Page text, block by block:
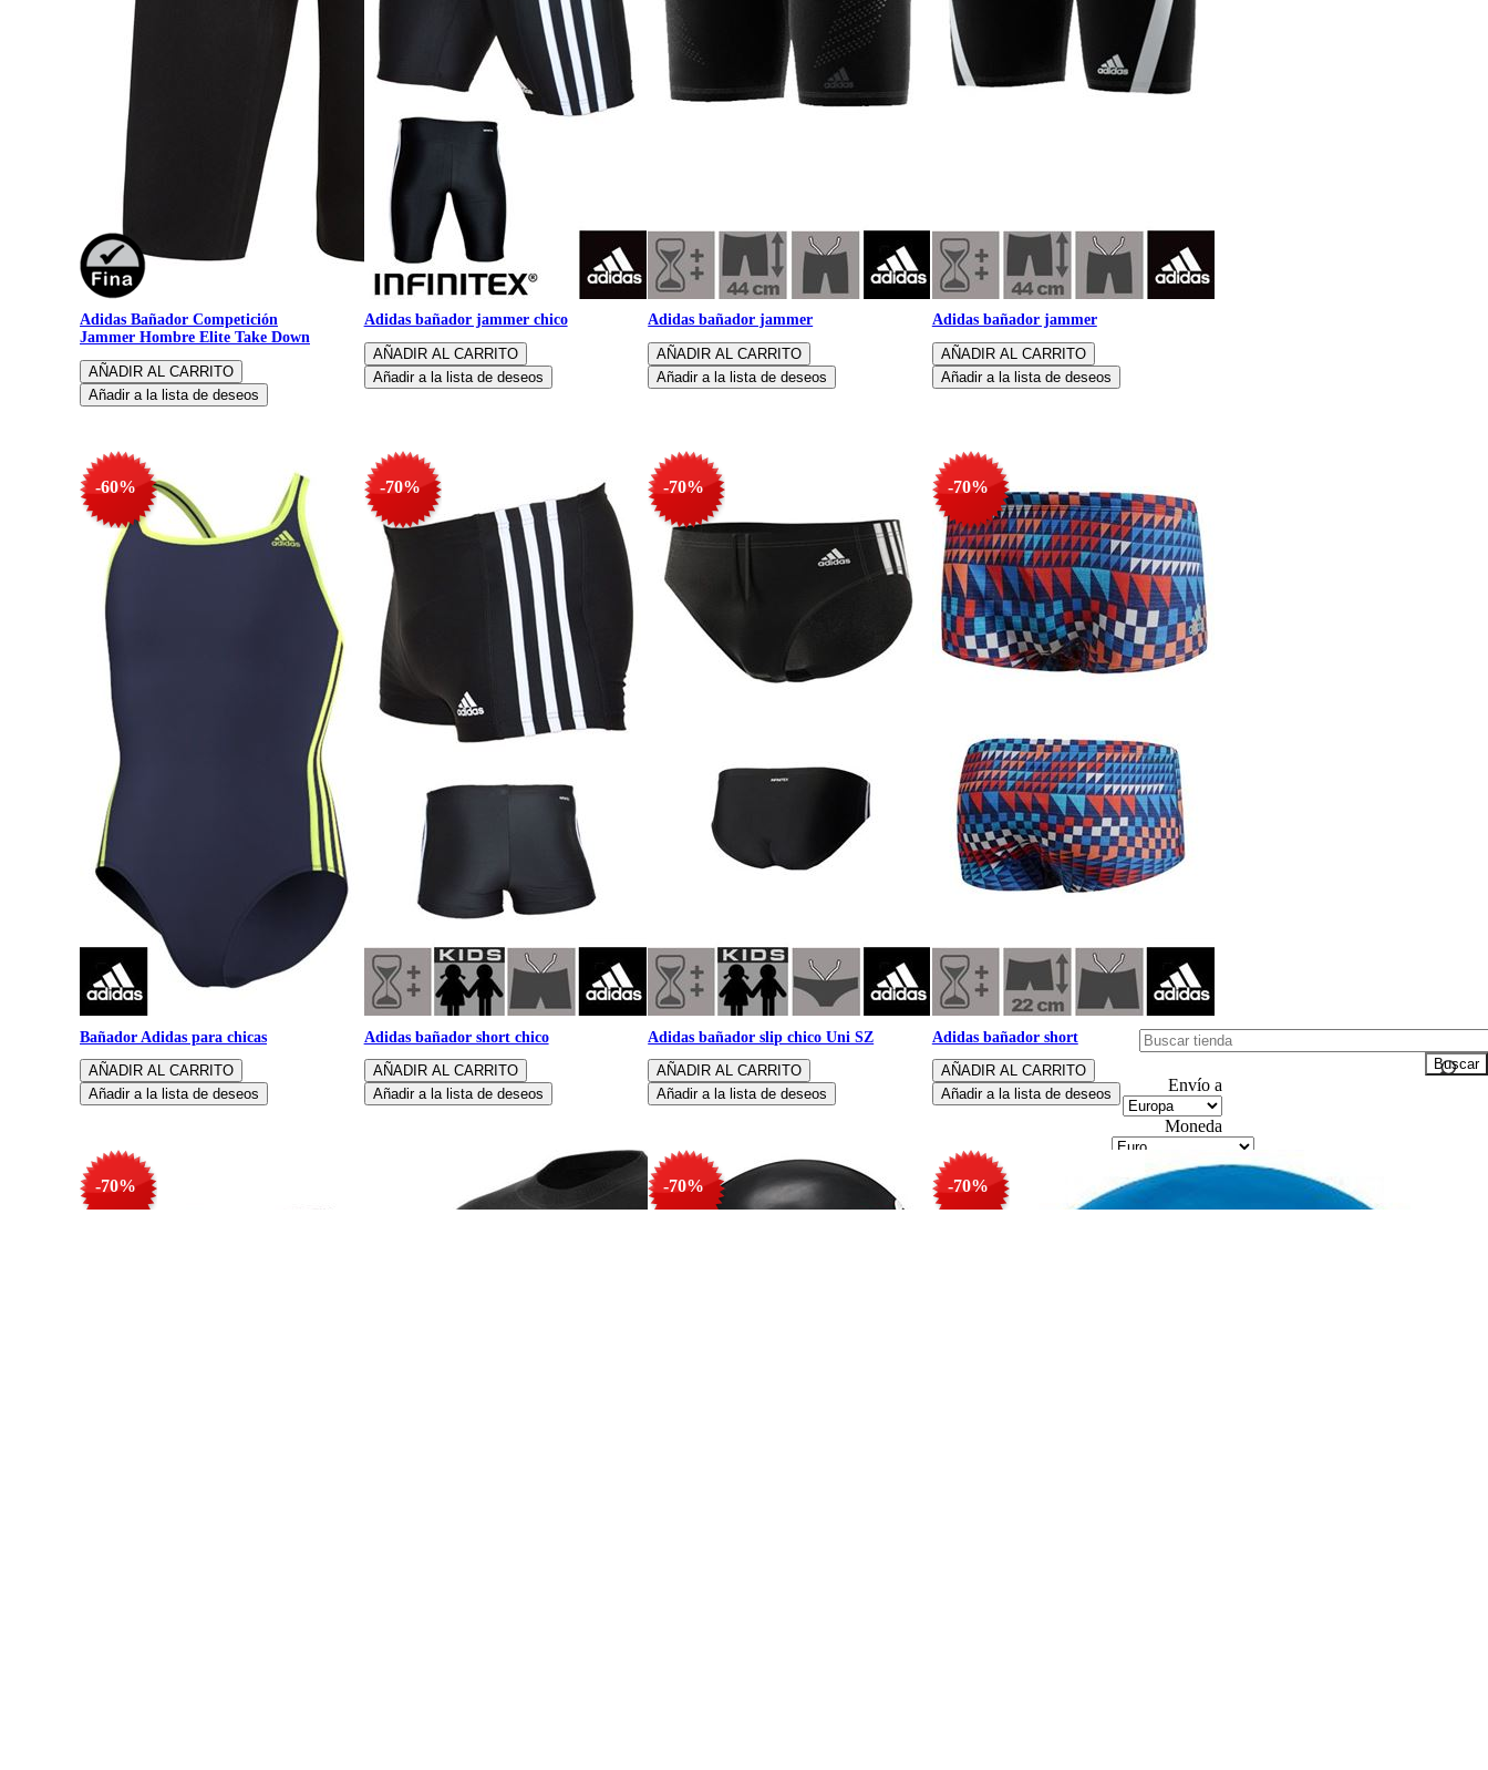
Envío a
Moneda
Idioma
Adidas Bañador Competición
Jammer Hombre Elite Take Down
Adidas bañador jammer chico Adidas bañador jammer Adidas bañador jammer
-60%
Bañador Adidas para chicas
-70%
Adidas bañador short chico
-70%
Adidas bañador slip chico Uni SZ
-70%
Adidas bañador short
-70% -70% -70%